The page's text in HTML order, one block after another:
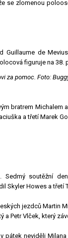
se zlomenou
Guillaume de
figuruje na 38.
za pomoc. Foto:
bratrem Michalem
a třetí Marek
soutěžní
Skyler Howes a třetí
jezdců Martin
a Petr Vlček, který
pátek neviděli